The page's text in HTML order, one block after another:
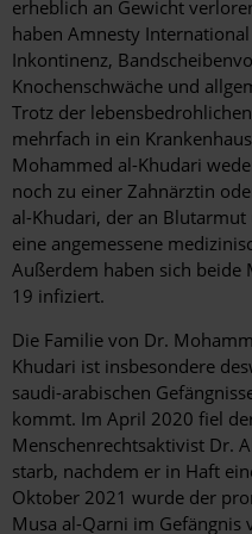
erheblich an Gewicht
haben Amnesty
Inkontinenz,
Knochenschwäche und
Trotz der
mehrfach in ein
Mohammed al-Khudari
noch zu einer Zahnärztin
al-Khudari, der an
eine angemessene
Außerdem haben sich beide
19 infiziert.
Die Familie von Dr.
Khudari ist insbesondere
saudi-arabischen
kommt. Im April 2020 fiel
Menschenrechtsaktivist Dr.
starb, nachdem er in Haft
Oktober 2021 wurde der
Musa al-Qarni im